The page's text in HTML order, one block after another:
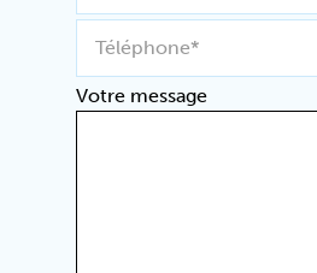
Téléphone*
Votre message